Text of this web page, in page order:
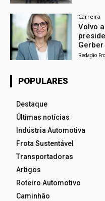
Carreira
Volvo
Gerber
Redação
POPULARES
Destaque
Últimas notícias
Indústria Automotiva
Frota Sustentável
Transportadoras
Artigos
Roteiro Automotivo
Caminhão